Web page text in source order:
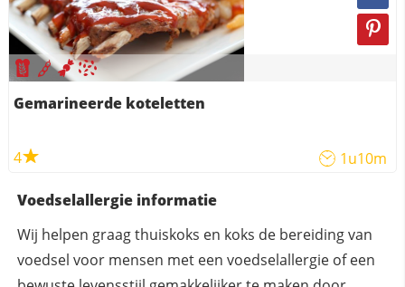
Gemarineerde koteletten
4 1u10m
Voedselallergie informatie
Wij helpen graag thuiskoks en koks de bereiding van
voedsel voor mensen met een voedselallergie of een